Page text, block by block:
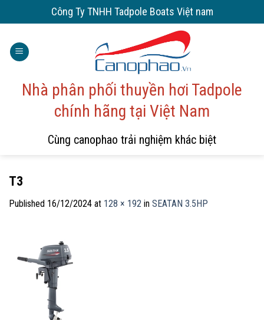
to
Công Ty TNHH Tadpole Boats Việt nam
Nhà phân phối thuyền hơi Tadpole
chính hãng tại Việt Nam
Cùng canophao trải nghiệm khác biệt
T3
Published 16/12/2024 at 128 × 192 in SEATAN 3.5HP